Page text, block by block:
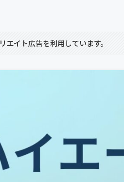
エイト広告を利用しています。